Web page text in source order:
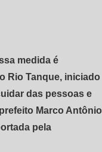
medida é
Rio Tanque, iniciado
das pessoas e
Marco Antônio
pela